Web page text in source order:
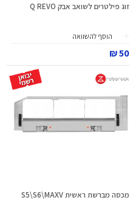
זוג פילטרים לשואב אבק Q REVO
הוסף להשוואה
50 ₪
מכסה מברשת ראשית S5\S6\MAXV